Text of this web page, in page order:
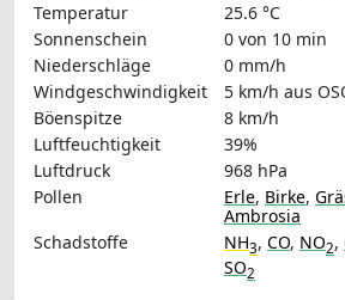
Temperatur
25.6 °C
Sonnenschein
0 von 10 min
Niederschläge
0 mm/h
Windgeschwindigkeit
5 km/h aus
Böenspitze
8 km/h
Luftfeuchtigkeit
39%
Luftdruck
968 hPa
Pollen
Erle, Birke,
Ambrosia
Schadstoffe
NH3, CO, NO2,
SO2